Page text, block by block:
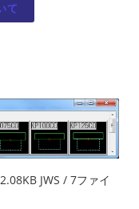
て
JWS / 7ファイ